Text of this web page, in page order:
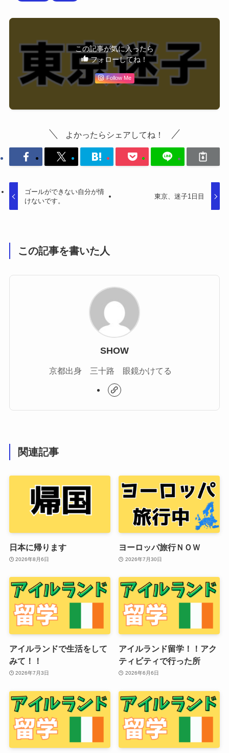
この記事が気に入ったら
フォローしてね！
Follow Me
よかったらシェアしてね！
ゴールができない自分が情
けないです。
東京、迷子1日目
この記事を書いた人
SHOW
京都出身 三十路 眼鏡かけてる
関連記事
日本に帰ります
2026年8月6日
ヨーロッパ旅行ＮＯＷ
2026年7月30日
アイルランドで生活をして
みて！！
2026年7月3日
アイルランド留学！！アク
ティビティで行った所
2026年6月6日